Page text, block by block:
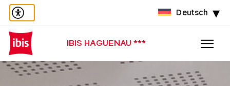
Deutsch
IBIS HAGUENAU ***